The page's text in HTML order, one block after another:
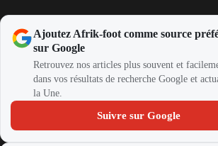
Ajoutez Afrik-foot comme source
sur Google
Retrouvez nos articles plus souvent et
dans vos résultats de recherche Google et
la Une.
Suivre sur Google